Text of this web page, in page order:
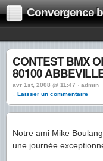
Convergence
CONTEST BMX
80100
avr 1st, 2008 @ 11:47 › admin
↓ Laisser un commentaire
Notre ami Mike
une journée